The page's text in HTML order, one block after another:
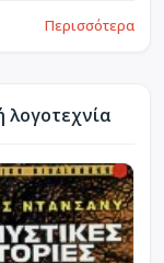
Περισσότερα